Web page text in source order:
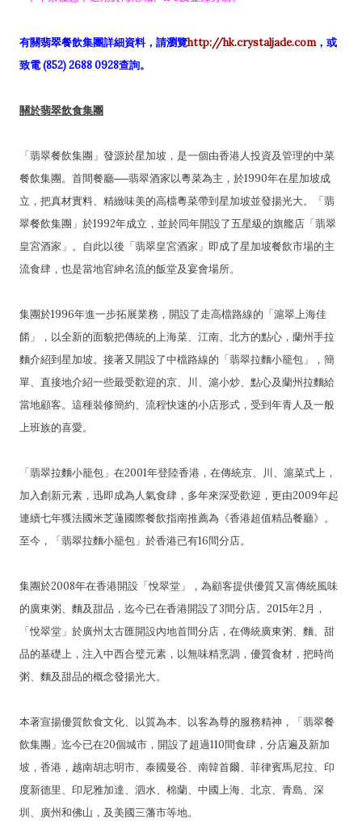
有關翡翠餐飲集團詳細資料，請瀏覽http://hk.crystaljade.com，或
致電 (852) 2688 0928查詢。
關於翡翠飲食集團
「翡翠餐飲集團」發源於星加坡，是一個由香港人投資及管理的中菜
餐飲集團。首間餐廳──翡翠酒家以粵菜為主，於1990年在星加坡成
立，把真材實料、精緻味美的高檔粵菜帶到星加坡並發揚光大。「翡
翠餐飲集團」於1992年成立，並於同年開設了五星級的旗艦店「翡翠
皇宮酒家」。自此以後「翡翠皇宮酒家」即成了星加坡餐飲市場的主
流食肆，也是當地官紳名流的飯堂及宴會場所。
集團於1996年進一步拓展業務，開設了走高檔路線的「滬翠上海佳
餚」，以全新的面貌把傳統的上海菜、江南、北方的點心，蘭州手拉
麵介紹到星加坡。接著又開設了中檔路線的「翡翠拉麵小籠包」，簡
單、直接地介紹一些最受歡迎的京、川、滬小炒、點心及蘭州拉麵給
當地顧客。這種裝修簡約、流程快速的小店形式，受到年青人及一般
上班族的喜愛。
「翡翠拉麵小籠包」在2001年登陸香港，在傳統京、川、滬菜式上，
加入創新元素，迅即成為人氣食肆，多年來深受歡迎，更由2009年起
連續七年獲法國米芝蓮國際餐飲指南推薦為《香港超值精品餐廳》。
至今，「翡翠拉麵小籠包」於香港已有16間分店。
集團於2008年在香港開設「悅翠堂」，為顧客提供優質又富傳統風味
的廣東粥、麵及甜品，迄今已在香港開設了3間分店。2015年2月，
「悅翠堂」於廣州太古匯開設內地首間分店，在傳統廣東粥、麵、甜
品的基礎上，注入中西合璧元素，以無味精烹調，優質食材，把時尚
粥、麵及甜品的概念發揚光大。
本著宣揚優質飲食文化、以質為本、以客為尊的服務精神，「翡翠餐
飲集團」迄今已在20個城市，開設了超過110間食肆，分店遍及新加
坡，香港，越南胡志明市、泰國曼谷、南韓首爾、菲律賓馬尼拉、印
度新德里、印尼雅加達、泗水、棉蘭、中國上海、北京、青島、深
圳、廣州和佛山，及美國三藩市等地。